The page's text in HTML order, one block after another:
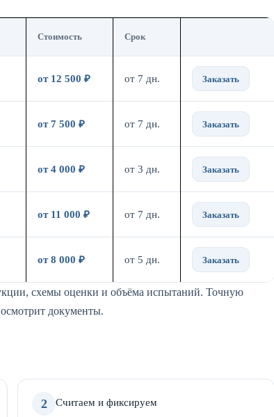
Стоимость Срок
от 12 500 ₽ от 7 дн. Заказать
от 7 500 ₽ от 7 дн. Заказать
от 4 000 ₽ от 3 дн. Заказать
от 11 000 ₽ от 7 дн. Заказать
от 8 000 ₽ от 5 дн. Заказать
схемы оценки и объёма испытаний. Точную
документы.
2 Считаем и фиксируем